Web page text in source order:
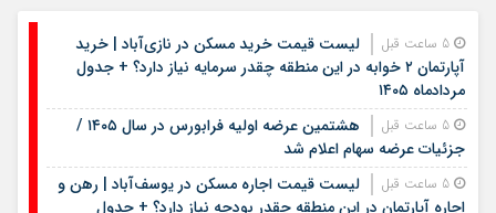
لیست قیمت خرید مسکن در نازی‌آباد | خرید
آپارتمان ۲ خوابه در این منطقه چقدر سرمایه نیاز دارد؟ + جدول
مردادماه ۱۴۰۵
هشتمین عرضه اولیه فرابورس در سال ۱۴۰۵ /
جزئیات عرضه سهام اعلام شد
لیست قیمت اجاره مسکن در یوسف‌آباد | رهن و
اجاره آپارتمان در این منطقه چقدر بودجه نیاز دارد؟ + جدول